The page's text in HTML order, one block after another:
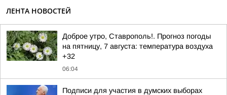
ЛЕНТА НОВОСТЕЙ
Доброе утро, Ставрополь!. Прогноз погоды
на пятницу, 7 августа: температура воздуха
+32
06:04
Подписи для участия в думских выборах